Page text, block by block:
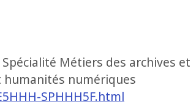
Métiers des archives et
numériques
SPHHH5F.html